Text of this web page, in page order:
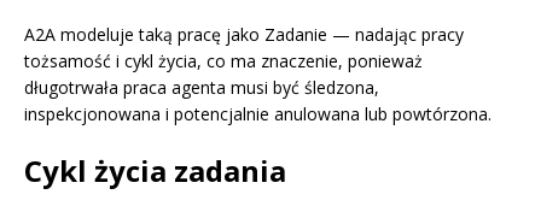
A2A modeluje taką pracę jako Zadanie — nadając pracy
tożsamość i cykl życia, co ma znaczenie, ponieważ
długotrwała praca agenta musi być śledzona,
inspekcjonowana i potencjalnie anulowana lub powtórzona.
Cykl życia zadania